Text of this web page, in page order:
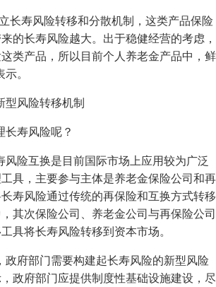
长寿风险转移和分散机制，这类产品保险
的长寿风险越大。出于稳健经营的考虑，
类产品，所以目前个人养老金产品中，鲜
。
型风险转移机制
长寿风险呢？
风险互换是目前国际市场上应用较为广泛
具，主要参与主体是养老金保险公司和再
寿风险通过传统的再保险和互换方式转移
其次保险公司、养老金公司与再保险公司
具将长寿风险转移到资本市场。
政府部门需要构建起长寿风险的新型风险
政府部门应提供制度性基础设施建设，尽